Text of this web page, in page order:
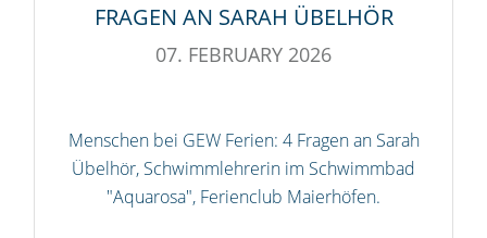
FRAGEN AN SARAH ÜBELHÖR
07. FEBRUARY 2026
Menschen bei GEW Ferien: 4 Fragen an Sarah
Übelhör, Schwimmlehrerin im Schwimmbad
"Aquarosa", Ferienclub Maierhöfen.